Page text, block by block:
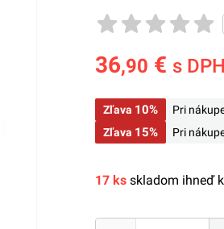
36,90 € s DPH
Zľava 10% Pri
Zľava 15% Pri
17 ks skladom ihneď